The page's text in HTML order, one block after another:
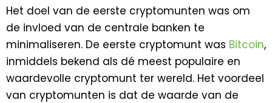
Het doel van de eerste cryptomunten was om
de invloed van de centrale banken te
minimaliseren. De eerste cryptomunt was Bitcoin,
inmiddels bekend als dé meest populaire en
waardevolle cryptomunt ter wereld. Het voordeel
van cryptomunten is dat de waarde van de